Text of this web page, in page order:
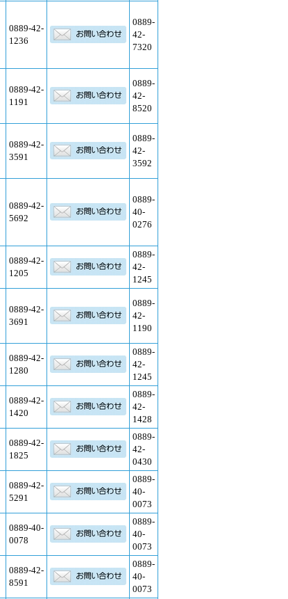
0889-42-
1236
0889-
42-
7320
0889-42-
1191
0889-
42-
8520
0889-42-
3591
0889-
42-
3592
0889-42-
5692
0889-
40-
0276
0889-42-
1205
0889-
42-
1245
0889-42-
3691
0889-
42-
1190
0889-42-
1280
0889-
42-
1245
0889-42-
1420
0889-
42-
1428
0889-42-
1825
0889-
42-
0430
0889-42-
5291
0889-
40-
0073
0889-40-
0078
0889-
40-
0073
0889-42-
8591
0889-
40-
0073